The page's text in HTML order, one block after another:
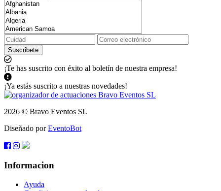
Suscribete
¡Te has suscrito con éxito al boletín de nuestra empresa!
¡Ya estás suscrito a nuestras novedades!
2026 © Bravo Eventos SL
Diseñado porEventoBot
Informacion
Ayuda